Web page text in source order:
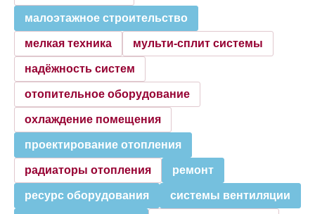
малоэтажное строительство
мелкая техника мульти-сплит системы
надёжность систем
отопительное оборудование
охлаждение помещения
проектирование отопления
радиаторы отопления ремонт
ресурс оборудования системы вентиляции